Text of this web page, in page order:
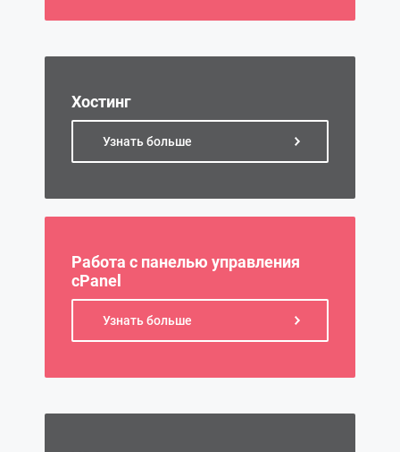
Хостинг
Узнать больше
Работа с панелью управления
cPanel
Узнать больше